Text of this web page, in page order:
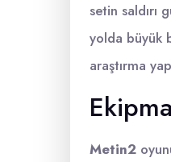
setin saldırı
yolda büyük
araştırma
Metin2